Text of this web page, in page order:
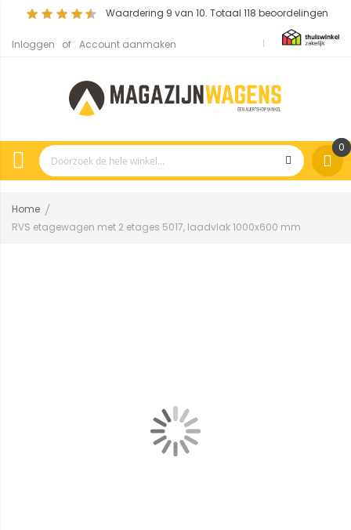
Waardering 9 van 10. Totaal 118 beoordelingen
Inloggen Account aanmaken
0
Home
RVS etagewagen met 2 etages 5017, laadvlak 1000x600 mm